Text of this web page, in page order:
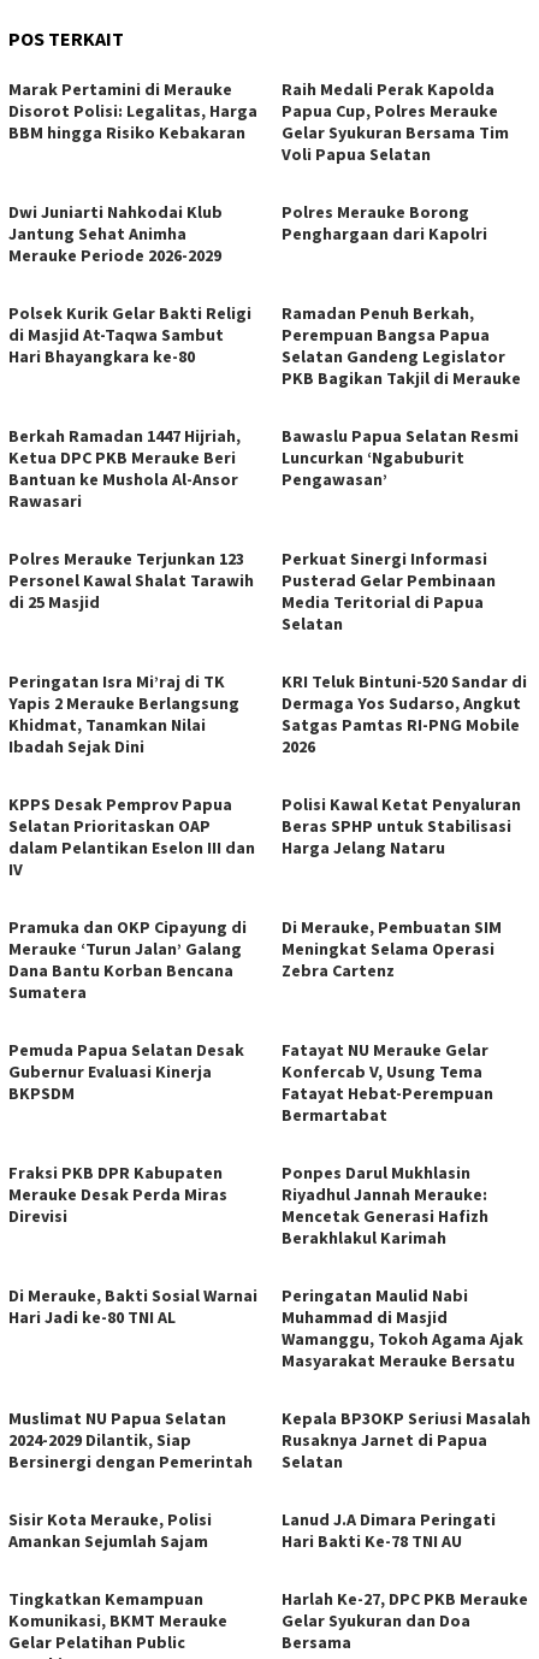
POS TERKAIT
Marak Pertamini di Merauke
Disorot Polisi: Legalitas, Harga
BBM hingga Risiko Kebakaran
Raih Medali Perak Kapolda
Papua Cup, Polres Merauke
Gelar Syukuran Bersama Tim
Voli Papua Selatan
Dwi Juniarti Nahkodai Klub
Jantung Sehat Animha
Merauke Periode 2026-2029
Polres Merauke Borong
Penghargaan dari Kapolri
Polsek Kurik Gelar Bakti Religi
di Masjid At-Taqwa Sambut
Hari Bhayangkara ke-80
Ramadan Penuh Berkah,
Perempuan Bangsa Papua
Selatan Gandeng Legislator
PKB Bagikan Takjil di Merauke
Berkah Ramadan 1447 Hijriah,
Ketua DPC PKB Merauke Beri
Bantuan ke Mushola Al-Ansor
Rawasari
Bawaslu Papua Selatan Resmi
Luncurkan ‘Ngabuburit
Pengawasan’
Polres Merauke Terjunkan 123
Personel Kawal Shalat Tarawih
di 25 Masjid
Perkuat Sinergi Informasi
Pusterad Gelar Pembinaan
Media Teritorial di Papua
Selatan
Peringatan Isra Mi’raj di TK
Yapis 2 Merauke Berlangsung
Khidmat, Tanamkan Nilai
Ibadah Sejak Dini
KRI Teluk Bintuni-520 Sandar di
Dermaga Yos Sudarso, Angkut
Satgas Pamtas RI-PNG Mobile
2026
KPPS Desak Pemprov Papua
Selatan Prioritaskan OAP
dalam Pelantikan Eselon III dan
IV
Polisi Kawal Ketat Penyaluran
Beras SPHP untuk Stabilisasi
Harga Jelang Nataru
Pramuka dan OKP Cipayung di
Merauke ‘Turun Jalan’ Galang
Dana Bantu Korban Bencana
Sumatera
Di Merauke, Pembuatan SIM
Meningkat Selama Operasi
Zebra Cartenz
Pemuda Papua Selatan Desak
Gubernur Evaluasi Kinerja
BKPSDM
Fatayat NU Merauke Gelar
Konfercab V, Usung Tema
Fatayat Hebat-Perempuan
Bermartabat
Fraksi PKB DPR Kabupaten
Merauke Desak Perda Miras
Direvisi
Ponpes Darul Mukhlasin
Riyadhul Jannah Merauke:
Mencetak Generasi Hafizh
Berakhlakul Karimah
Di Merauke, Bakti Sosial Warnai
Hari Jadi ke-80 TNI AL
Peringatan Maulid Nabi
Muhammad di Masjid
Wamanggu, Tokoh Agama Ajak
Masyarakat Merauke Bersatu
Muslimat NU Papua Selatan
2024-2029 Dilantik, Siap
Bersinergi dengan Pemerintah
Kepala BP3OKP Seriusi Masalah
Rusaknya Jarnet di Papua
Selatan
Sisir Kota Merauke, Polisi
Amankan Sejumlah Sajam
Lanud J.A Dimara Peringati
Hari Bakti Ke-78 TNI AU
Tingkatkan Kemampuan
Komunikasi, BKMT Merauke
Gelar Pelatihan Public
Harlah Ke-27, DPC PKB Merauke
Gelar Syukuran dan Doa
Bersama